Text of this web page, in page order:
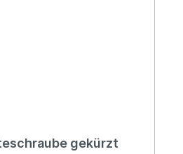
gekürzt